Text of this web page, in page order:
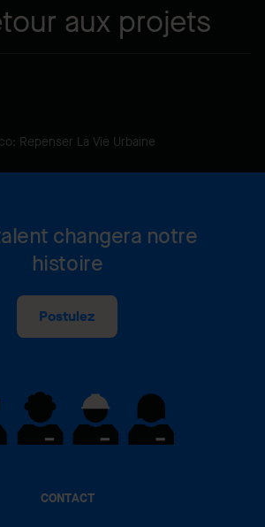
aux projets
Repenser La Vie Urbaine
CONTACT
changera notre
histoire
Postulez